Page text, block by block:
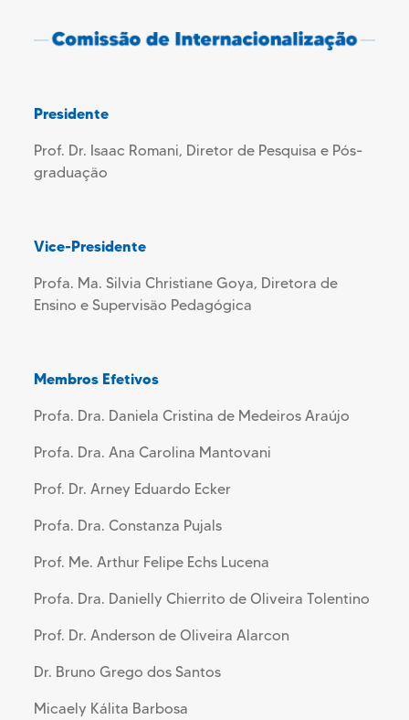
Presidente
Prof. Dr. Isaac Romani, Diretor de Pesquisa e Pós-
graduação
Vice-Presidente
Profa. Ma. Silvia Christiane Goya, Diretora de
Ensino e Supervisão Pedagógica
Membros Efetivos
Profa. Dra. Daniela Cristina de Medeiros Araújo
Profa. Dra. Ana Carolina Mantovani
Prof. Dr. Arney Eduardo Ecker
Profa. Dra. Constanza Pujals
Prof. Me. Arthur Felipe Echs Lucena
Profa. Dra. Danielly Chierrito de Oliveira Tolentino
Prof. Dr. Anderson de Oliveira Alarcon
Dr. Bruno Grego dos Santos
Micaely Kálita Barbosa